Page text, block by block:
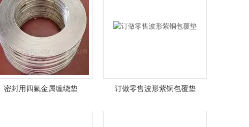
密封用四氟金属缠绕垫 订做零售波形紫铜包覆垫